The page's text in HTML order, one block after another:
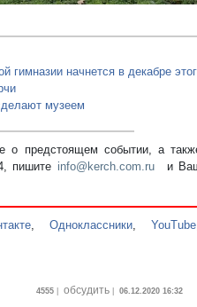
гимназии начнется в декабре
музеем
предстоящем событии, а
пишите info@kerch.com.ru и
Одноклассники ,YouTube
4555| обсудить| 06.12.2020 16:32